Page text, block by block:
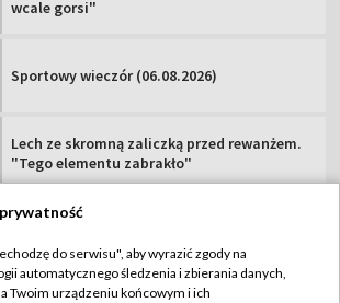
wcale gorsi"
Sportowy wieczór (06.08.2026)
Lech ze skromną zaliczką przed rewanżem.
"Tego elementu zabrakło"
TVP
do serwisu", aby wyrazić zgody na
automatycznego śledzenia i zbierania danych,
Twoim urządzeniu końcowym i ich